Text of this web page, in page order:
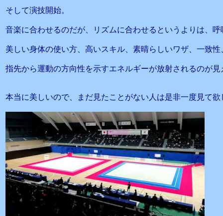
そして演技開始。
音楽に合わせるのだが、リズムに合わせるというよりは、
美しい身体の使い方、高いスキル、素晴らしいワザ、一致性
指先から運動の方向性を示すエネルギーが放射されるのが
本当に美しいので、まだ見たことがない人は是非一度見て欲